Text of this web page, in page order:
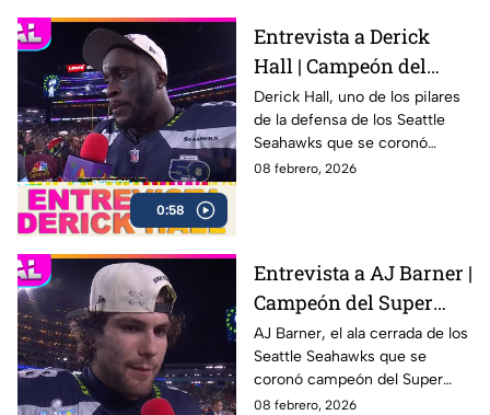
0:58
Entrevista a Derick
Hall | Campeón del
Super Bowl LX con los
Seahawks
Derick Hall, uno de los pilares
de la defensa de los Seattle
Seahawks que se coronó
campeón del Super Bowl LX 🏆
08 febrero, 2026
Entrevista a AJ Barner |
Campeón del Super
Bowl LX con los
Seahawks
AJ Barner, el ala cerrada de los
Seattle Seahawks que se
coronó campeón del Super
Bowl LX tras la victoria ante los
08 febrero, 2026